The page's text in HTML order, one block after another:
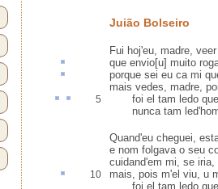
Juião Bolseiro
Fui hoj'eu, madre,
que envio[u] muito
porque sei eu ca mi
mais vedes, madre,
5 foi el tam ledo
nunca tam
Quand'eu cheguei,
e nom folgava o seu
cuidand'em mi, se iria,
10 mais, pois m'el viu, u
foi el tam ledo